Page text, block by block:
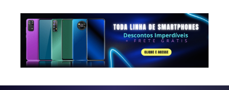
Pular para o conteúdo